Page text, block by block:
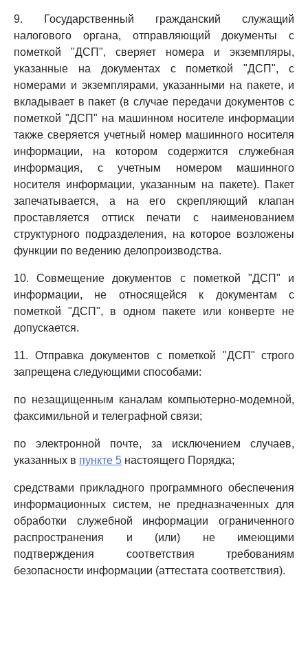
9. Государственный гражданский служащий
налогового органа, отправляющий документы с
пометкой "ДСП", сверяет номера и экземпляры,
указанные на документах с пометкой "ДСП", с
номерами и экземплярами, указанными на пакете, и
вкладывает в пакет (в случае передачи документов с
пометкой "ДСП" на машинном носителе информации
также сверяется учетный номер машинного носителя
информации, на котором содержится служебная
информация, с учетным номером машинного
носителя информации, указанным на пакете). Пакет
запечатывается, а на его скрепляющий клапан
проставляется оттиск печати с наименованием
структурного подразделения, на которое возложены
функции по ведению делопроизводства.
10. Совмещение документов с пометкой "ДСП" и
информации, не относящейся к документам с
пометкой "ДСП", в одном пакете или конверте не
допускается.
11. Отправка документов с пометкой "ДСП" строго
запрещена следующими способами:
по незащищенным каналам компьютерно-модемной,
факсимильной и телеграфной связи;
по электронной почте, за исключением случаев,
указанных в пункте 5 настоящего Порядка;
средствами прикладного программного обеспечения
информационных систем, не предназначенных для
обработки служебной информации ограниченного
распространения и (или) не имеющими
подтверждения соответствия требованиям
безопасности информации (аттестата соответствия).